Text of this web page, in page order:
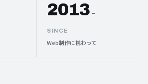
2013 –
SINCE
Web制作に携わって